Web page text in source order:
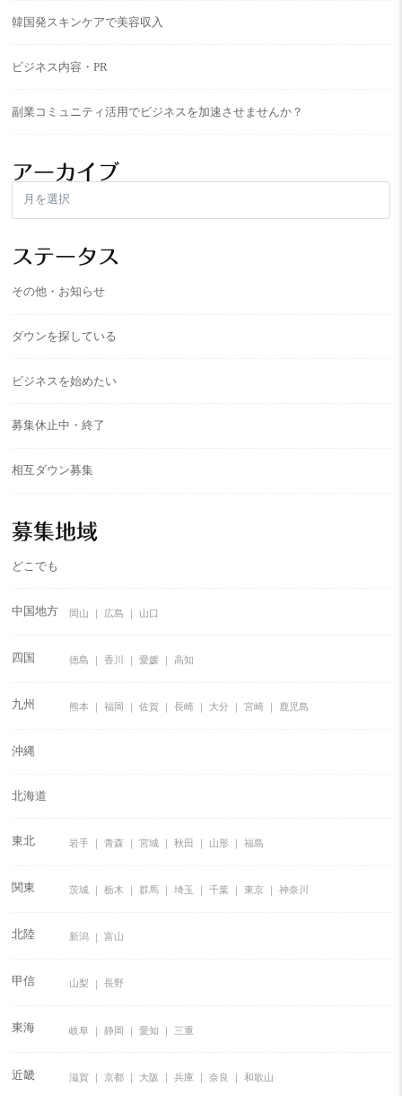
韓国発スキンケアで美容収入
ビジネス内容・PR
副業コミュニティ活用でビジネスを加速させませんか？
アーカイブ
ブ
ステータス
その他・お知らせ
ダウンを探している
ビジネスを始めたい
募集休止中・終了
相互ダウン募集
募集地域
どこでも
中国地方 岡山 広島 山口
四国 徳島 香川 愛媛 高知
九州 熊本 福岡 佐賀 長崎 大分 宮崎 鹿児島
沖縄
北海道
東北 岩手 青森 宮城 秋田 山形 福島
関東 茨城 栃木 群馬 埼玉 千葉 東京 神奈川
北陸 新潟 富山
甲信 山梨 長野
東海 岐阜 静岡 愛知 三重
近畿 滋賀 京都 大阪 兵庫 奈良 和歌山